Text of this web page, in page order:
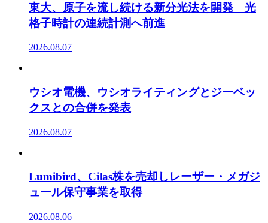
東大、原子を流し続ける新分光法を開発 光
格子時計の連続計測へ前進
2026.08.07
ウシオ電機、ウシオライティングとジーベッ
クスとの合併を発表
2026.08.07
Lumibird、Cilas株を売却しレーザー・メガジ
ュール保守事業を取得
2026.08.06